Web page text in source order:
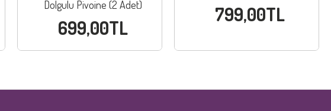
Dolgulu Pivoine (2 Adet)
699,00TL
799,00TL